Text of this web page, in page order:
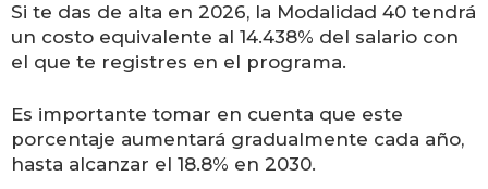
Si te das de alta en 2026, la Modalidad 40 tendrá
un costo equivalente al 14.438% del salario con
el que te registres en el programa.
Es importante tomar en cuenta que este
porcentaje aumentará gradualmente cada año,
hasta alcanzar el 18.8% en 2030.